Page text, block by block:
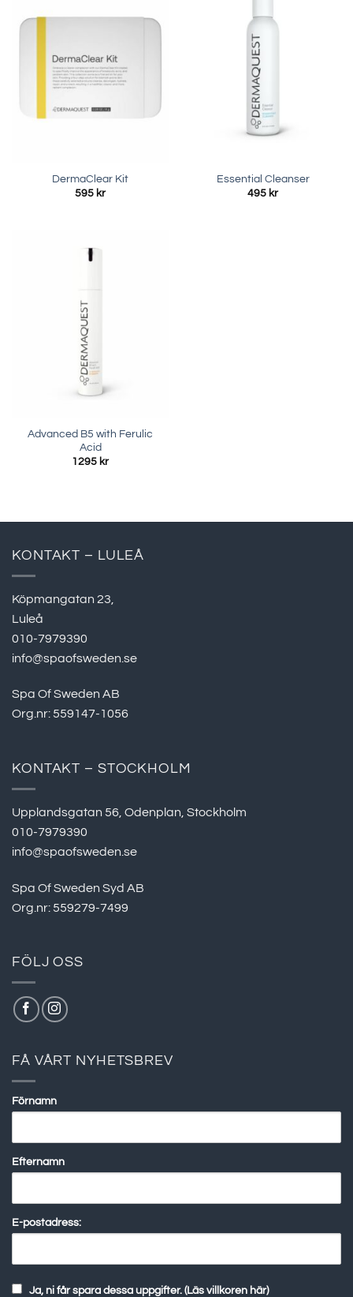
DermaClear Kit
595 kr
Essential Cleanser
495 kr
Advanced B5 with Ferulic
Acid
1295 kr
KONTAKT – LULEÅ
Köpmangatan 23,
Luleå
010-7979390
info@spaofsweden.se
Spa Of Sweden AB
Org.nr: 559147-1056
KONTAKT – STOCKHOLM
Upplandsgatan 56, Odenplan, Stockholm
010-7979390
info@spaofsweden.se
Spa Of Sweden Syd AB
Org.nr: 559279-7499
FÖLJ OSS
FÅ VÅRT NYHETSBREV
Förnamn
Efternamn
E-postadress:
Ja, ni får spara dessa uppgifter. (Läs villkoren här)